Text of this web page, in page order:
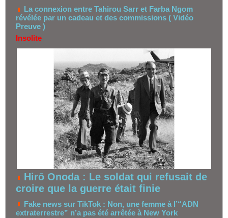
La connexion entre Tahirou Sarr et Farba Ngom
révélée par un cadeau et des commissions ( Vidéo
Preuve )
Insolite
Hirō Onoda : Le soldat qui refusait de
croire que la guerre était finie
Fake news sur TikTok : Non, une femme à l’“ADN
extraterrestre” n’a pas été arrêtée à New York